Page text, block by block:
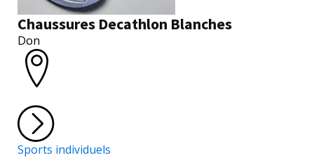
Chaussures Decathlon Blanches
Don
Sports individuels